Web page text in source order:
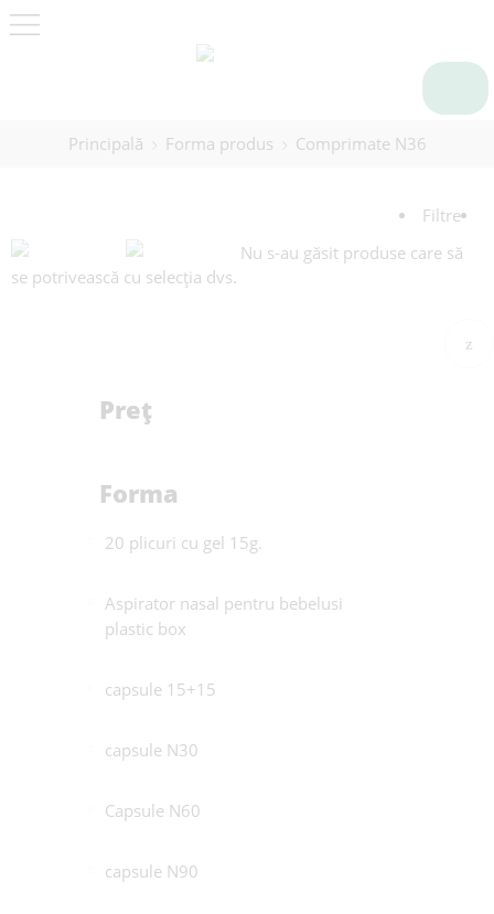
Principală Forma produs Comprimate N36
Filtre
Nu s-au găsit produse care să
se potrivească cu selecția dvs.
Preț
Forma
20 plicuri cu gel 15g.
Aspirator nasal pentru bebelusi
plastic box
capsule 15+15
capsule N30
Capsule N60
capsule N90